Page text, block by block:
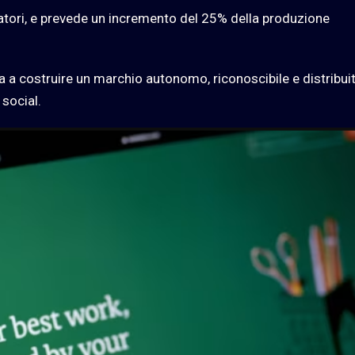
e prevede un incremento del 25% della produzione
a costruire un marchio autonomo, riconoscibile e